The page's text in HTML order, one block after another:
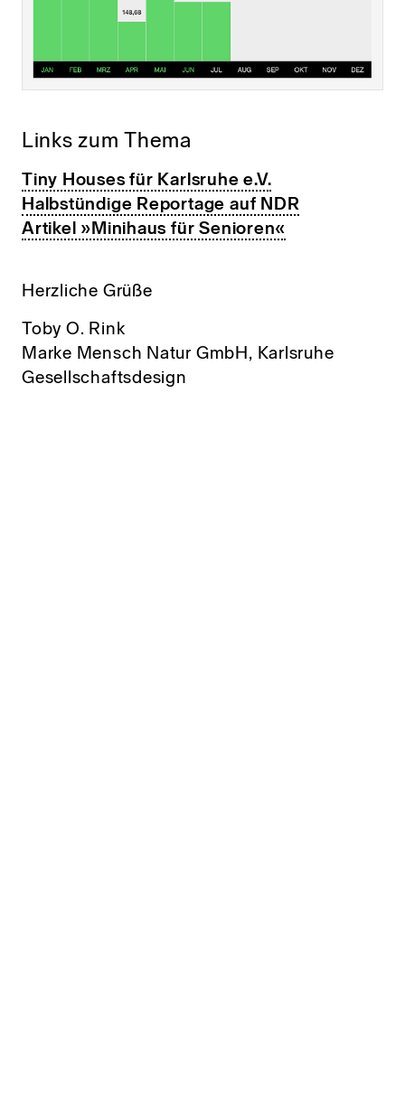
Links zum Thema
Tiny Houses für Karlsruhe e.V.
Halbstündige Reportage auf NDR
Artikel »Minihaus für Senioren«
Herzliche Grüße
Toby O. Rink
Marke Mensch Natur GmbH, Karlsruhe
Gesellschaftsdesign